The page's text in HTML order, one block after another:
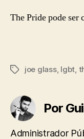
The Pride pode ser
Tagsjoe glass, lgbt
Por
Administrador